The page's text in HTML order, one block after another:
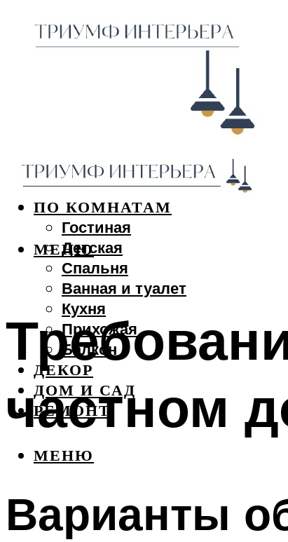
ДИЗАЙН ИНТЕРЬЕРА
ПО КОМНАТАМ
Гостиная
Детская
Спальня
Ванная и туалет
Кухня
Прихожая
Балкон
ДЕКОР
ДОМ И САД
РЕМОНТ
МЕНЮ
МЕНЮ
частном
Варианты